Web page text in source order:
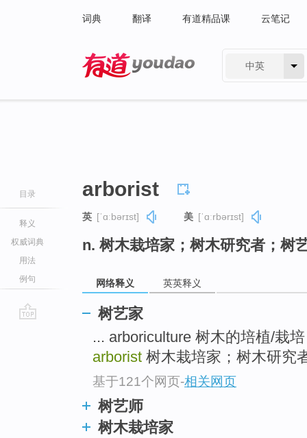
词典 翻译 有道精品课 云笔记
中英
目录
释义
权威词典
用法
例句
arborist
英 [ˈɑːbərɪst] 美 [ˈɑːrbərɪst]
n. 树木栽培家；树木研究者；树
网络释义 英英释义
树艺家
... arboriculture 树木的培植/栽
arborist 树木栽培家；树木研究
基于121个网页-相关网页
树艺师
树木栽培家